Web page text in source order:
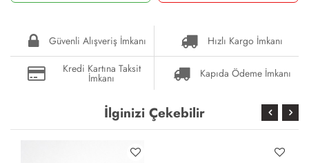
Güvenli Alışveriş İmkanı
Hızlı Kargo İmkanı
Kredi Kartına Taksit
İmkanı Kapıda Ödeme İmkanı
İlginizi Çekebilir